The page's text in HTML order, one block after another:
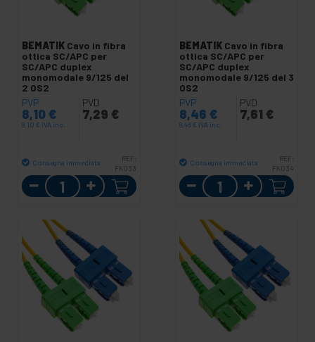
BEMATIK Cavo in fibra
ottica SC/APC per
SC/APC duplex
monomodale 9/125 del
2 OS2
PVP
8,10 €
8,10 € IVA inc.
PVD
7,29 €
Consegna immediata
REF:
FK033
Quantità
BEMATIK Cavo in fibra
ottica SC/APC per
SC/APC duplex
monomodale 9/125 del 3
OS2
PVP
8,46 €
8,46 € IVA inc.
PVD
7,61 €
Consegna immediata
REF:
FK034
Quantità